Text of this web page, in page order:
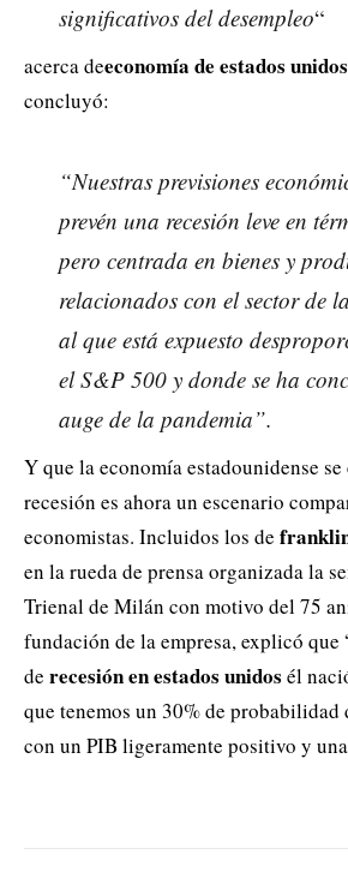
significativos del desempleo“
acerca deeconomía de estados unidos
concluyó:
“Nuestras previsiones
prevén una recesión leve en
pero centrada en bienes y
relacionados con el sector de
al que está expuesto
el S&P 500 y donde se ha
auge de la pandemia”.
Y que la economía estadounidense
recesión es ahora un escenario
economistas. Incluidos los de
en la rueda de prensa organizada la
Trienal de Milán con motivo del 75
fundación de la empresa, explicó
de recesión en estados unidos él
que tenemos un 30% de probabilidad
con un PIB ligeramente positivo y